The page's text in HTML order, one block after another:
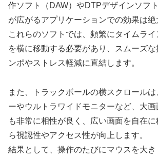
作ソフト（DAW）やDTPデザインソフ
が広がるアプリケーションでの効果は絶
これらのソフトでは、頻繁にタイムラ
を横に移動する必要があり、スムーズ
ンポやストレス軽減に直結します。
また、トラックボールの横スクロール
ーやウルトラワイドモニターなど、大画
も非常に相性が良く、広い画面を自在
ら視認性やアクセス性が向上します。
結果として、操作のたびにマウスを大